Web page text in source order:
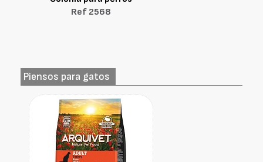
Ref 2568
Piensos para gatos